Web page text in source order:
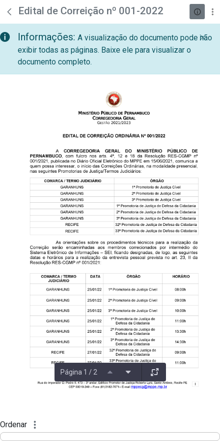
Pular para o Conteúdo principal
teste descricao
Edital de Correição nº 001-2022
Informações: A visualização do documento pode não
exibir todas as páginas. Baixe ele para visualizar o
documento completo.
Página 1 / 2
Ordenar